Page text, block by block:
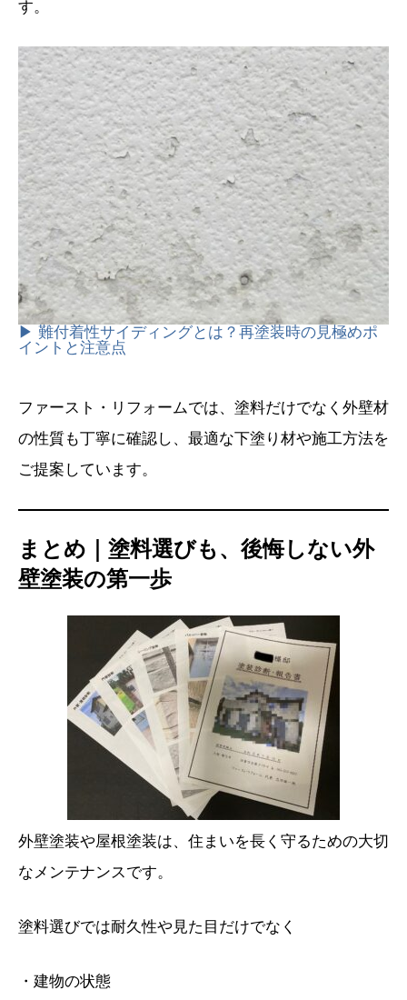
す。
▶ 難付着性サイディングとは？再塗装時の見極めポ
イントと注意点
ファースト・リフォームでは、塗料だけでなく外壁材
の性質も丁寧に確認し、最適な下塗り材や施工方法を
ご提案しています。
まとめ｜塗料選びも、後悔しない外
壁塗装の第一歩
外壁塗装や屋根塗装は、住まいを長く守るための大切
なメンテナンスです。
塗料選びでは耐久性や見た目だけでなく
・建物の状態